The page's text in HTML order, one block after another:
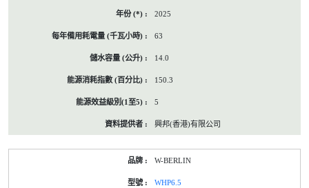
2025
63
14.0
150.3
5
興邦(香港)有限公司
W-BERLIN
WHP6.5